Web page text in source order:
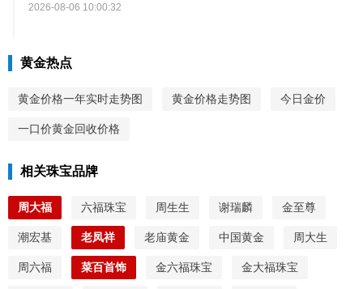
2026-08-06 10:00:32
黄金热点
黄金价格一年实时走势图 黄金价格走势图 今日金价
一口价黄金回收价格
相关珠宝品牌
周大福 六福珠宝 周生生 谢瑞麟 金至尊
潮宏基 老凤祥 老庙黄金 中国黄金 周大生
周六福 菜百首饰 金六福珠宝 金大福珠宝